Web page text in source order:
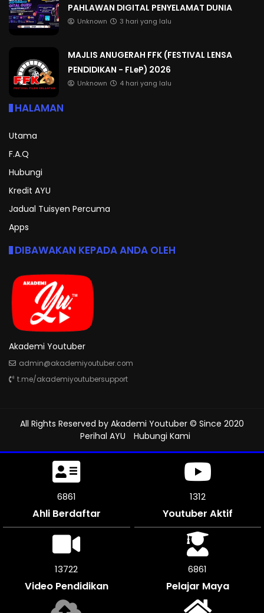
PAHLAWAN DIGITAL PENYELAMAT DUNIA
Unknown 3 hari yang lalu
MAJLIS ANUGERAH FFK (FESTIVAL LENSA
PENDIDIKAN - FLeP) 2026
Unknown 4 hari yang lalu
HALAMAN
Utama
F.A.Q
Hubungi
Kredit AYU
Jadual Tuisyen Percuma
Apps
DIBAWAKAN KEPADA ANDA OLEH
Akademi Youtuber
admin@akademiyoutuber.com
t.me/akademiyoutubersupport
All Rights Reserved by Akademi Youtuber © Since 2020
Perihal AYU
Hubungi Kami
7218
Ahli Berdaftar
1312
Youtuber Aktif
14430
Video Pendidikan
7215
Pelajar Maya